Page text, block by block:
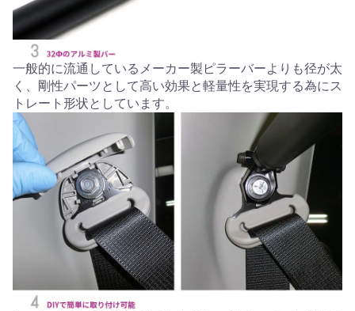
一般的に流通しているメーカー製ピラーバーよりも径が太
く、剛性パーツとして高い効果と軽量性を実現する為にス
トレート形状としています。